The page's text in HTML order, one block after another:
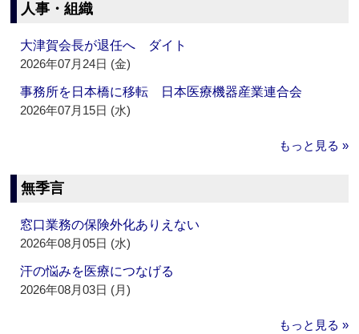
人事・組織
大津賀会長が退任へ ダイト
2026年07月24日 (金)
事務所を日本橋に移転 日本医療機器産業連合会
2026年07月15日 (水)
もっと見る »
無季言
窓口業務の保険外化ありえない
2026年08月05日 (水)
汗の悩みを医療につなげる
2026年08月03日 (月)
もっと見る »